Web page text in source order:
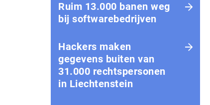
Ruim 13.000 banen weg
bij softwarebedrijven
Hackers maken
gegevens buiten van
31.000 rechtspersonen
in Liechtenstein